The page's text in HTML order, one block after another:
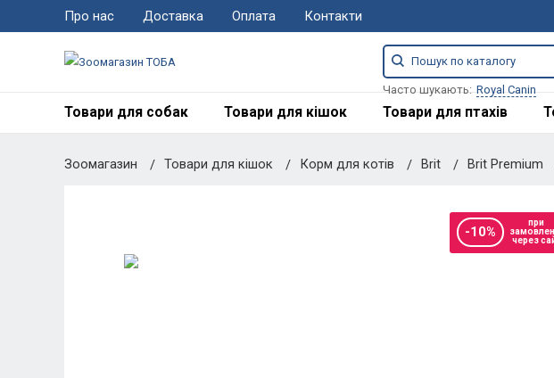
Про нас Доставка Оплата Контакти
Часто шукають: Royal Canin
Товари для собак Товари для кішок Товари для птахів
Зоомагазин Товари для кішок Корм для котів Brit Brit Premium
-10%
при
через